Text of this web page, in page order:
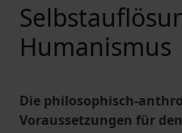
Humanismus
Die philosophisch-
Voraussetzungen für